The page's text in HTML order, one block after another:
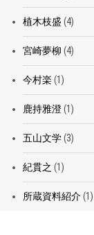
植木枝盛 (4)
宮崎夢柳 (4)
今村楽 (1)
鹿持雅澄(1)
五山文学(3)
紀貫之 (1)
所蔵資料紹介(1)